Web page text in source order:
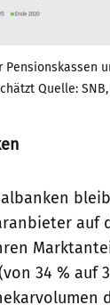
Pensionskassen
Quelle:
auf
34 % auf